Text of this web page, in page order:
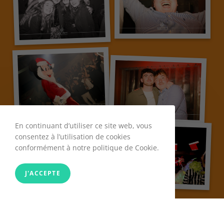
En continuant d’utiliser ce site web, vous
consentez à l’utilisation de cookies
conformément à notre politique de Cookie.
J'ACCEPTE